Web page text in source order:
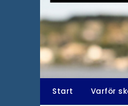
Start Varför